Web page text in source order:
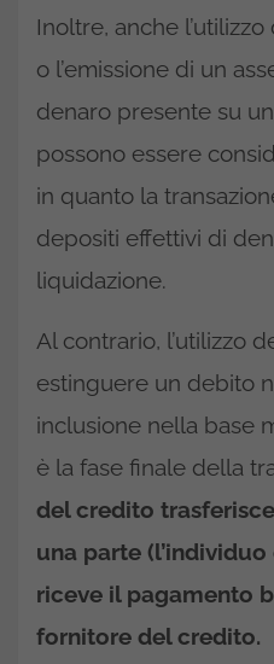
Inoltre, anche
o l’emissione di un
denaro presente su
possono essere
in quanto la
depositi effettivi di
liquidazione.
Al contrario, l’utilizzo
estinguere un debito
inclusione nella base
è la fase finale della
del credito
una parte (l’individuo
riceve il pagamento
fornitore del credito.